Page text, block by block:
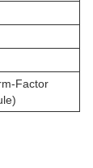
Factor